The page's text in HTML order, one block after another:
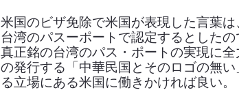
米国のビザ免除で米国が表現した言葉は
台湾のパスーポートで認定するとした
真正銘の台湾のパス・ポートの実現に全
の発行する 「中華民国とそのロゴの無い
る立場にある米国に働きかければ良い。